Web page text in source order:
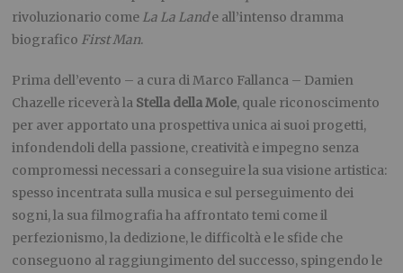
rivoluzionario come La La Lande all’intenso dramma
biografico First Man.
Prima dell’evento – a cura di Marco Fallanca – Damien
Chazelle riceverà la Stella della Mole, quale riconoscimento
per aver apportato una prospettiva unica ai suoi progetti,
infondendoli della passione, creatività e impegno senza
compromessi necessari a conseguire la sua visione artistica:
spesso incentrata sulla musica e sul perseguimento dei
sogni, la sua filmografia ha affrontato temi come il
perfezionismo, la dedizione, le difficoltà e le sfide che
conseguono al raggiungimento del successo, spingendo le